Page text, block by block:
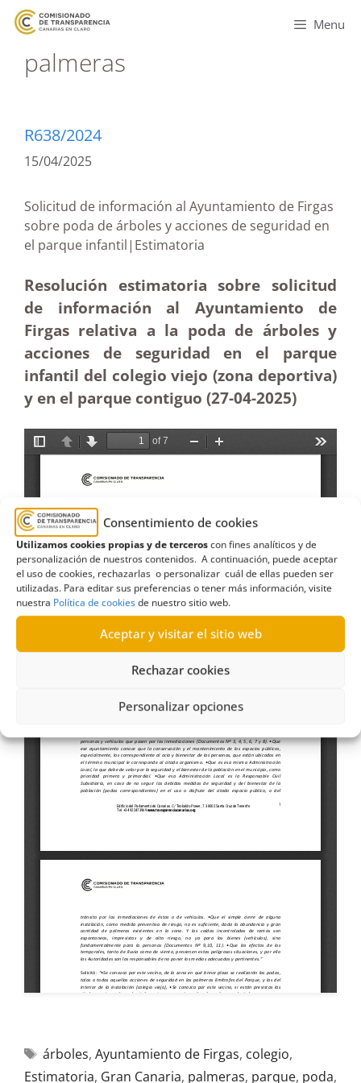
Consentimiento de cookies
Utilizamos cookies propias y de terceroscon fines analíticos y de
personalización de nuestros contenidos. A continuación, puede aceptar
el uso de cookies, rechazarlas o personalizar cuál de ellas pueden ser
utilizadas. Para editar sus preferencias o tener más información, visite
nuestra Política de cookiesde nuestro sitio web.
Aceptar y visitar el sitio web
Rechazar cookies
Personalizar opciones
Menu
palmeras
R638/2024
15/04/2025
Solicitud de información al Ayuntamiento de Firgas
sobre poda de árboles y acciones de seguridad en
el parque infantil|Estimatoria
Resolución estimatoria sobre solicitud
de información al Ayuntamiento de
Firgas relativa a la poda de árboles y
acciones de seguridad en el parque
infantil del colegio viejo (zona deportiva)
y en el parque contiguo (27-04-2025)
árboles, Ayuntamiento de Firgas, colegio,
Estimatoria, Gran Canaria, palmeras, parque, poda,